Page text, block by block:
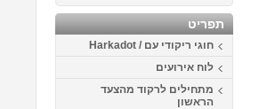
תפריט
חוגי ריקודי עם / Harkadot
לוח אירועים
מתחילים לרקוד מהצעד
הראשון